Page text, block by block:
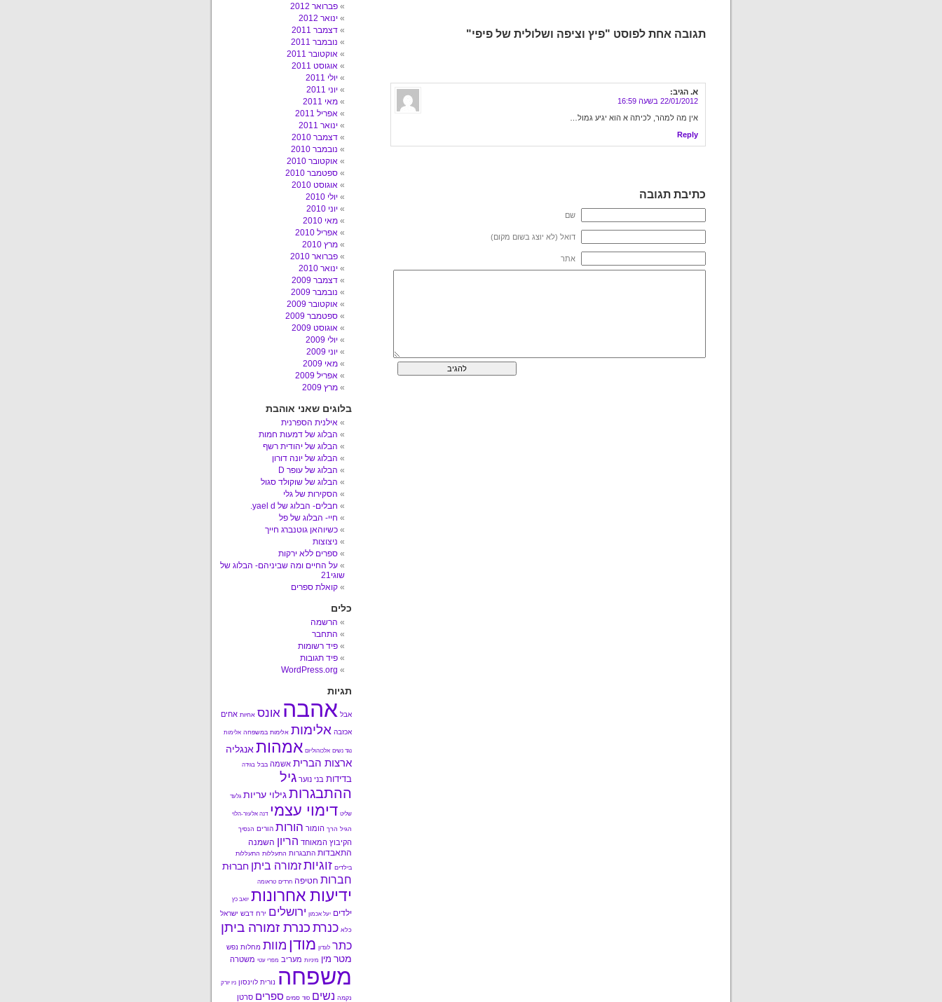
תגובה אחת לפוסט "פיץ וציפה ושלולית של פיפי"
א. הגיב:
22/01/2012 בשעה 16:59
אין מה למהר, לכיתה א הוא יגיע גמול…
Reply
כתיבת תגובה
שם
דואל (לא יוצג בשום מקום)
אתר
פברואר 2012
ינואר 2012
דצמבר 2011
נובמבר 2011
אוקטובר 2011
אוגוסט 2011
יולי 2011
יוני 2011
מאי 2011
אפריל 2011
ינואר 2011
דצמבר 2010
נובמבר 2010
אוקטובר 2010
ספטמבר 2010
אוגוסט 2010
יולי 2010
יוני 2010
מאי 2010
אפריל 2010
מרץ 2010
פברואר 2010
ינואר 2010
דצמבר 2009
נובמבר 2009
אוקטובר 2009
ספטמבר 2009
אוגוסט 2009
יולי 2009
יוני 2009
מאי 2009
אפריל 2009
מרץ 2009
בלוגים שאני אוהבת
אילנית הספרנית
הבלוג של דמעות חמות
הבלוג של יהודית רשף
הבלוג של יונה דורון
הבלוג של עופר D
הבלוג של שוקולד סגול
הסקירות של גלי
חבלים- הבלוג של yael d.
חיי- הבלוג של פל
כשיוהאן גוטנברג חייך
ניצוצות
ספרים ללא ירקות
על החיים ומה שביניהם- הבלוג של
שוגי21
קואלת ספרים
כלים
הרשמה
התחבר
פיד רשומות
פיד תגובות
WordPress.org
תגיות
אבל אהבה אונס אחיות אחים
אכזבה אלימות אלימות במשפחה אלימות
נגד נשים אלכוהוליזם אמהותאנגליה
ארצות הברית אשמה בבל בגידה
בדידות בני נוער גיל
ההתבגרות גילוי עריות גלעד
שליט דימוי עצמי דנה אלעזר-הלוי
הגיל הרך הומור הורות הורים הנסיך
הקיבוץ המאוחד הריון השמנה
התאבדות התבגרות התעללות התעללות
בילדים זוגיותזמורה ביתן חברוּת
חברות חטיפה חרדים טראומה
ידיעות אחרונות יואב כץ
ילדים יעל אכמון ירושלים ירח דבש ישראל
כלא כנרת כנרת זמורה ביתן
כתר לונדון מודן מוות מחלות נפש
מטר מין מיניות מעריב מפרי עטי משטרה
משפחה נורית לוינסון ניו יורק
נקמה נשים סוד סמים ספרים סרטן